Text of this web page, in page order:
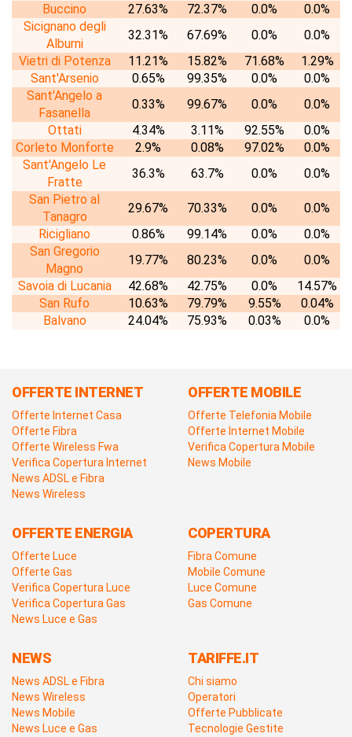
Buccino
27.63% 72.37% 0.0%
0.0%
Sicignano degli
Alburni
32.31% 67.69% 0.0%
0.0%
Vietri di Potenza
11.21% 15.82% 71.68%
1.29%
Sant'Arsenio
0.65% 99.35% 0.0%
0.0%
Sant'Angelo a
Fasanella
0.33% 99.67% 0.0%
0.0%
Ottati
4.34% 3.11% 92.55%
0.0%
Corleto Monforte
2.9% 0.08% 97.02%
0.0%
Sant'Angelo Le
Fratte
36.3% 63.7% 0.0%
0.0%
San Pietro al
Tanagro
29.67% 70.33% 0.0%
0.0%
Ricigliano
0.86% 99.14% 0.0%
0.0%
San Gregorio
Magno
19.77% 80.23% 0.0%
0.0%
Savoia di Lucania
42.68% 42.75% 0.0%
14.57%
San Rufo
10.63% 79.79% 9.55%
0.04%
Balvano
24.04% 75.93% 0.03% 0.0%
OFFERTE INTERNET
Offerte Internet Casa
Offerte Fibra
Offerte Wireless Fwa
Verifica Copertura Internet
News ADSL e Fibra
News Wireless
OFFERTE MOBILE
Offerte Telefonia Mobile
Offerte Internet Mobile
Verifica Copertura Mobile
News Mobile
OFFERTE ENERGIA
Offerte Luce
Offerte Gas
Verifica Copertura Luce
Verifica Copertura Gas
News Luce e Gas
COPERTURA
Fibra Comune
Mobile Comune
Luce Comune
Gas Comune
NEWS
News ADSL e Fibra
News Wireless
News Mobile
News Luce e Gas
TARIFFE.IT
Chi siamo
Operatori
Offerte Pubblicate
Tecnologie Gestite